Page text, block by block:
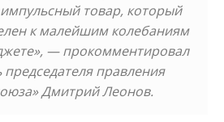
товар, который
к малейшим колебаниям
— прокомментировал
председателя правления
Дмитрий Леонов.